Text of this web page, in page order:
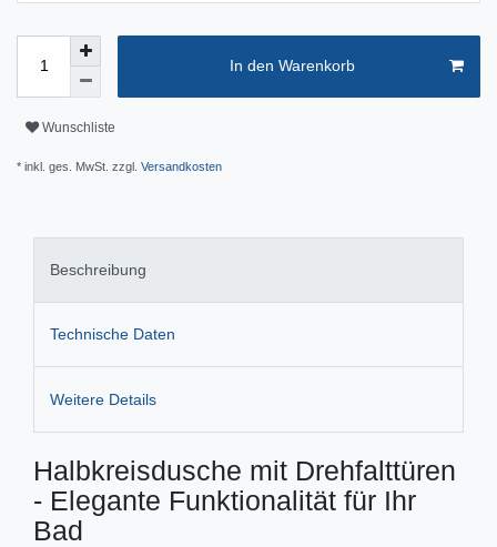
In den Warenkorb
Wunschliste
* inkl. ges. MwSt. zzgl. Versandkosten
Beschreibung
Technische Daten
Weitere Details
Halbkreisdusche mit Drehfalttüren
- Elegante Funktionalität für Ihr
Bad